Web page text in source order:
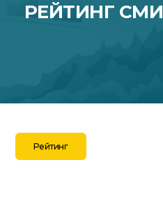
РЕЙТИНГ
Рейтинг